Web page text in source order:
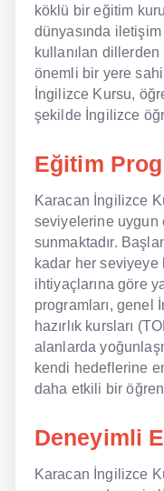
Hızlı İngilizce
İngilizce Kursu
İngilizce Kursu
Offline İngilizce
Online İngilizce
Sözlük
Tavsiyeler
Gizlilik Politikası
Bize Ulaşın
köklü bir eğitim
dünyasında
kullanılan
önemli bir yere
İngilizce Kursu,
şekilde İngilizce
Eğitim
Karacan İngilizce
seviyelerine uygun
sunmaktadır.
kadar her
ihtiyaçlarına göre
programları, genel
hazırlık kursları
alanlarda
kendi hedeflerine
daha etkili bir
Deneyimli
Karacan İngilizce